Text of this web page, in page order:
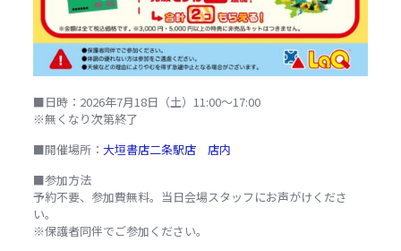
■日時：2026年7月18日（土）11:00～17:00
※無くなり次第終了
■開催場所： 大垣書店二条駅店 店内
■参加方法
予約不要、参加費無料。当日会場スタッフにお声がけくださ
い。
※保護者同伴でご参加ください。